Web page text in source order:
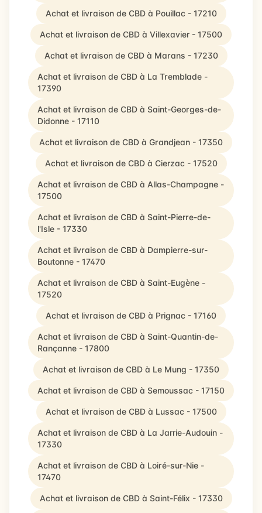
Achat et livraison de CBD à Pouillac - 17210
Achat et livraison de CBD à Villexavier - 17500
Achat et livraison de CBD à Marans - 17230
Achat et livraison de CBD à La Tremblade -
17390
Achat et livraison de CBD à Saint-Georges-de-
Didonne - 17110
Achat et livraison de CBD à Grandjean - 17350
Achat et livraison de CBD à Cierzac - 17520
Achat et livraison de CBD à Allas-Champagne -
17500
Achat et livraison de CBD à Saint-Pierre-de-
l'Isle - 17330
Achat et livraison de CBD à Dampierre-sur-
Boutonne - 17470
Achat et livraison de CBD à Saint-Eugène -
17520
Achat et livraison de CBD à Prignac - 17160
Achat et livraison de CBD à Saint-Quantin-de-
Rançanne - 17800
Achat et livraison de CBD à Le Mung - 17350
Achat et livraison de CBD à Semoussac - 17150
Achat et livraison de CBD à Lussac - 17500
Achat et livraison de CBD à La Jarrie-Audouin -
17330
Achat et livraison de CBD à Loiré-sur-Nie -
17470
Achat et livraison de CBD à Saint-Félix - 17330